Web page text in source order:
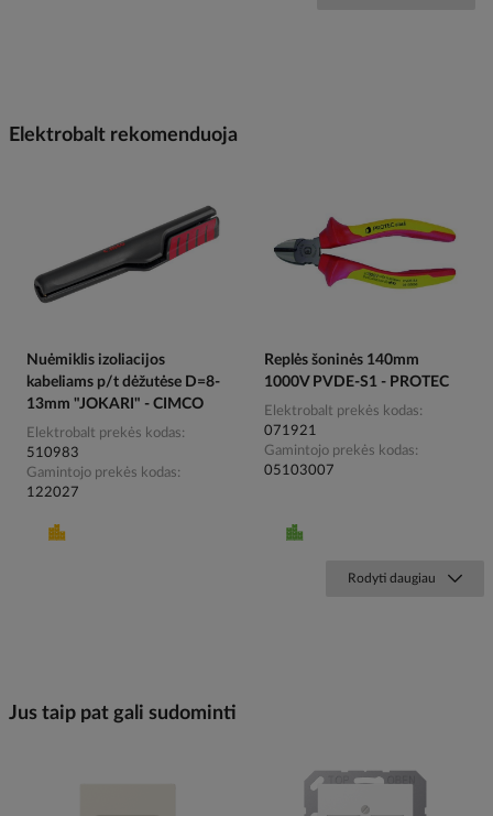
Elektrobalt rekomenduoja
Nuėmiklis izoliacijos
kabeliams p/t dėžutėse D=8-
13mm "JOKARI" - CIMCO
Elektrobalt prekės kodas
510983
Gamintojo prekės kodas
122027
Replės šoninės 140mm
1000V PVDE-S1 - PROTEC
Elektrobalt prekės kodas
071921
Gamintojo prekės kodas
05103007
Rodyti daugiau
Jus taip pat gali sudominti